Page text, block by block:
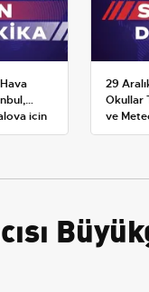
için
29
Okullar
ve